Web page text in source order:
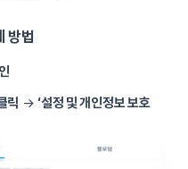
방법
릭 →‘설정 및 개인정보 보호